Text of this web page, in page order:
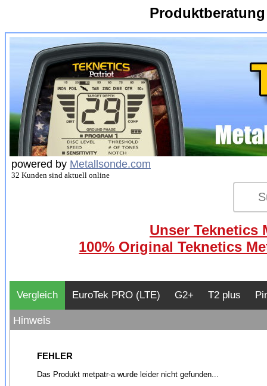
powered by Metallsonde.com
32 Kunden sind aktuell online
Unser Teknetics
100% Original Teknetics
Vergleich EuroTek PRO (LTE) G2+ T2 plus
Hinweis
FEHLER
Das Produkt metpatr-a wurde leider nicht gefunden...